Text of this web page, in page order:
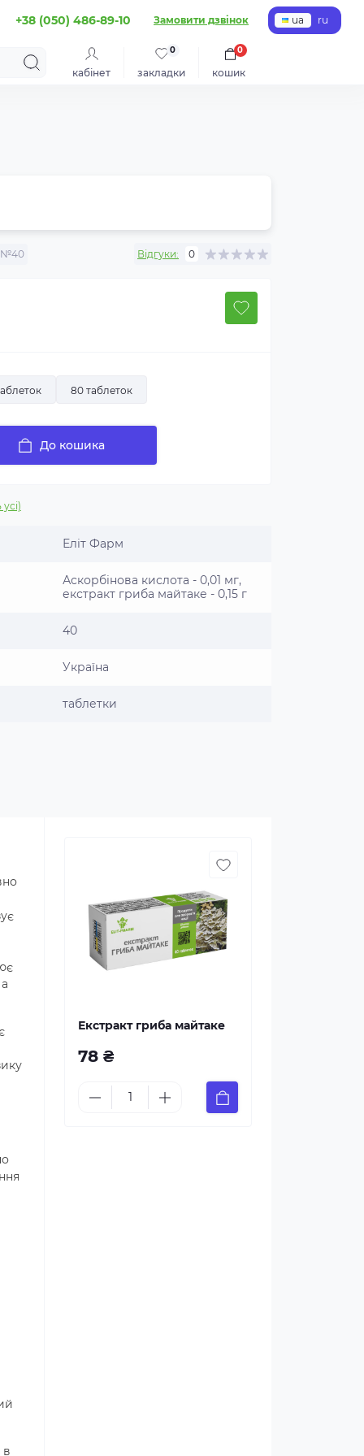
+38 (050) 486-89-10 Замовити дзвінок ua ru
кабінет закладки
0
кошик
0
Відгуки: 0
80 таблеток
До кошика
Еліт Фарм
Аскорбінова кислота - 0,01 мг,
екстракт гриба майтаке - 0,15 г
40
Україна
таблетки
в
Екстракт гриба майтаке
78 ₴